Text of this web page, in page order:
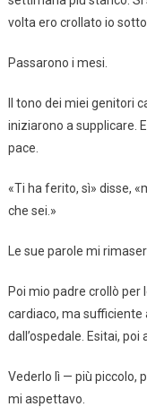
volta ero crollato io sotto
Passarono i mesi.
Il tono dei miei genitori
iniziarono a supplicare.
pace.
«Ti ha ferito, sì» disse,
che sei.»
Le sue parole mi
Poi mio padre crollò
cardiaco, ma sufficiente
dall’ospedale. Esitai, poi
Vederlo lì — più piccolo,
mi aspettavo.